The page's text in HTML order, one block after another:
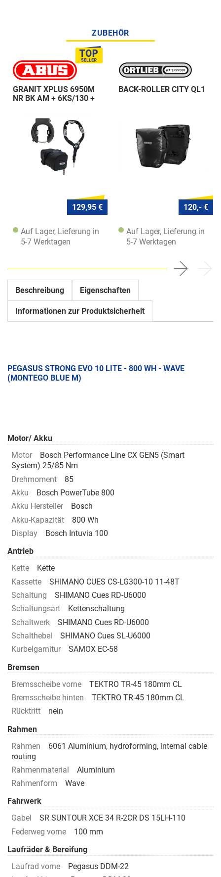
ZUBEHÖR
GRANIT XPLUS 6950M
NR BK AM + 6KS/130 +
129,95 €
Auf Lager, Lieferung in
5-7 Werktagen
BACK-ROLLER CITY QL1
120,- €
Auf Lager, Lieferung in
5-7 Werktagen
Beschreibung Eigenschaften
Informationen zur Produktsicherheit
PEGASUS STRONG EVO 10 LITE - 800 WH - WAVE
(MONTEGO BLUE M)
Motor/ Akku
Motor
Bosch Performance Line CX GEN5 (Smart
System) 25/85 Nm
Drehmoment
85
Akku
Bosch PowerTube 800
Akku Hersteller
Bosch
Akku-Kapazität
800 Wh
Display
Bosch Intuvia 100
Antrieb
Kette
Kette
Kassette
SHIMANO CUES CS-LG300-10 11-48T
Schaltung
SHIMANO Cues RD-U6000
Schaltungsart
Kettenschaltung
Schaltwerk
SHIMANO Cues RD-U6000
Schalthebel
SHIMANO Cues SL-U6000
Kurbelgarnitur
SAMOX EC-58
Bremsen
Bremsscheibe vorne
TEKTRO TR-45 180mm CL
Bremsscheibe hinten
TEKTRO TR-45 180mm CL
Rücktritt
nein
Rahmen
Rahmen
6061 Aluminium, hydroforming, internal cable
routing
Rahmenmaterial
Aluminium
Rahmenform
Wave
Fahrwerk
Gabel
SR SUNTOUR XCE 34 R-2CR DS 15LH-110
Federweg vorne
100 mm
Laufräder & Bereifung
Laufrad vorne
Pegasus DDM-22